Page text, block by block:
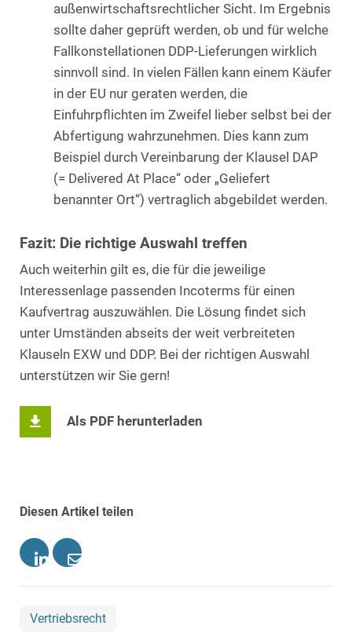
außenwirtschaftsrechtlicher Sicht. Im Ergebnis
sollte daher geprüft werden, ob und für welche
Fallkonstellationen DDP-Lieferungen wirklich
sinnvoll sind. In vielen Fällen kann einem Käufer
in der EU nur geraten werden, die
Einfuhrpflichten im Zweifel lieber selbst bei der
Abfertigung wahrzunehmen. Dies kann zum
Beispiel durch Vereinbarung der Klausel DAP
(= Delivered At Place“ oder „Geliefert
benannter Ort“) vertraglich abgebildet werden.
Fazit: Die richtige Auswahl treffen
Auch weiterhin gilt es, die für die jeweilige
Interessenlage passenden Incoterms für einen
Kaufvertrag auszuwählen. Die Lösung findet sich
unter Umständen abseits der weit verbreiteten
Klauseln EXW und DDP. Bei der richtigen Auswahl
unterstützen wir Sie gern!
Als PDF herunterladen
Diesen Artikel teilen
Vertriebsrecht